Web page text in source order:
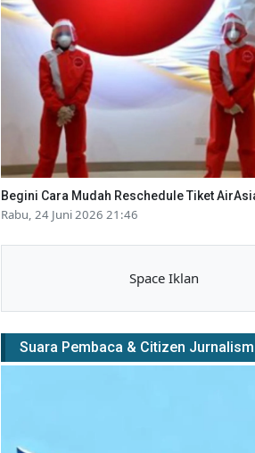
Begini Cara Mudah Reschedule Tiket
Rabu, 24 Juni 2026 21:46
Space Iklan
Suara Pembaca & Citizen Jurnalism